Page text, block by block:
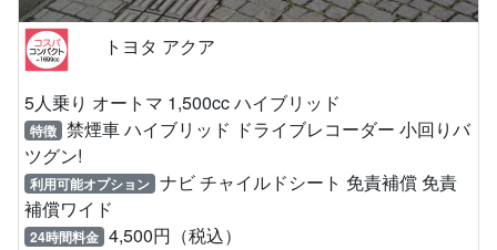
トヨタ アクア
5人乗り オートマ 1,500cc ハイブリッド
特徴 禁煙車 ハイブリッド ドライブレコーダー 小回りバ
ツグン!
利用可能オプション ナビ チャイルドシート 免責補償 免責
補償ワイド
24時間料金 4,500円（税込）